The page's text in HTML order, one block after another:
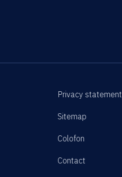
Privacy statement
Sitemap
Colofon
Contact